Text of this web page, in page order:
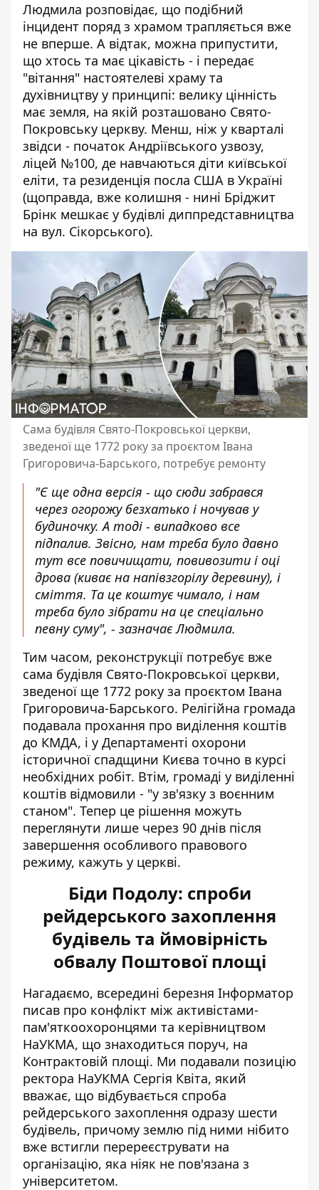
Людмила розповідає, що подібний
інцидент поряд з храмом трапляється вже
не вперше. А відтак, можна припустити,
що хтось та має цікавість - і передає
"вітання" настоятелеві храму та
духівництву у принципі: велику цінність
має земля, на якій розташовано Свято-
Покровську церкву. Менш, ніж у кварталі
звідси - початок Андріївського узвозу,
ліцей №100, де навчаються діти київської
еліти, та резиденція посла США в Україні
(щоправда, вже колишня - нині Бріджит
Брінк мешкає у будівлі диппредставництва
на вул. Сікорського).
Сама будівля Свято-Покровської церкви,
зведеної ще 1772 року за проєктом Івана
Григоровича-Барського, потребує ремонту
"Є ще одна версія - що сюди забрався
через огорожу безхатько і ночував у
будиночку. А тоді - випадково все
підпалив. Звісно, нам треба було давно
тут все повичищати, повивозити і оці
дрова (киває на напівзгорілу деревину), і
сміття. Та це коштує чимало, і нам
треба було зібрати на це спеціально
певну суму", - зазначає Людмила.
Тим часом, реконструкції потребує вже
сама будівля Свято-Покровської церкви,
зведеної ще 1772 року за проєктом Івана
Григоровича-Барського. Релігійна громада
подавала прохання про виділення коштів
до КМДА, і у Департаменті охорони
історичної спадщини Києва точно в курсі
необхідних робіт. Втім, громаді у виділенні
коштів відмовили - "у зв'язку з воєнним
станом". Тепер це рішення можуть
переглянути лише через 90 днів після
завершення особливого правового
режиму, кажуть у церкві.
Біди Подолу: спроби
рейдерського захоплення
будівель та ймовірність
обвалу Поштової площі
Нагадаємо, всередині березня Інформатор
писав про конфлікт між активістами-
пам'яткоохоронцями та керівництвом
НаУКМА, що знаходиться поруч, на
Контрактовій площі. Ми подавали позицію
ректора НаУКМА Сергія Квіта, який
вважає, що відбувається спроба
рейдерського захоплення одразу шести
будівель, причому землю під ними нібито
вже встигли перереєструвати на
організацію, яка ніяк не пов'язана з
університетом.